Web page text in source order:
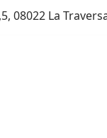
08022 La